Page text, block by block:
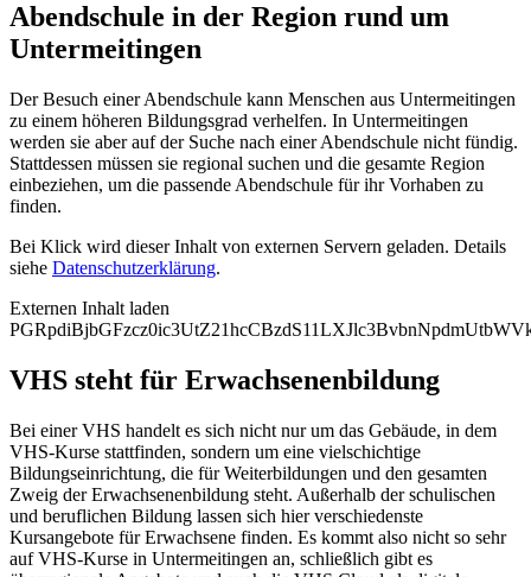
Abendschule in der Region rund um
Untermeitingen
Der Besuch einer Abendschule kann Menschen aus Untermeitingen
zu einem höheren Bildungsgrad verhelfen. In Untermeitingen
werden sie aber auf der Suche nach einer Abendschule nicht fündig.
Stattdessen müssen sie regional suchen und die gesamte Region
einbeziehen, um die passende Abendschule für ihr Vorhaben zu
finden.
Bei Klick wird dieser Inhalt von externen Servern geladen. Details
siehe Datenschutzerklärung.
Externen Inhalt laden
VHS steht für Erwachsenenbildung
Bei einer VHS handelt es sich nicht nur um das Gebäude, in dem
VHS-Kurse stattfinden, sondern um eine vielschichtige
Bildungseinrichtung, die für Weiterbildungen und den gesamten
Zweig der Erwachsenenbildung steht. Außerhalb der schulischen
und beruflichen Bildung lassen sich hier verschiedenste
Kursangebote für Erwachsene finden. Es kommt also nicht so sehr
auf VHS-Kurse in Untermeitingen an, schließlich gibt es